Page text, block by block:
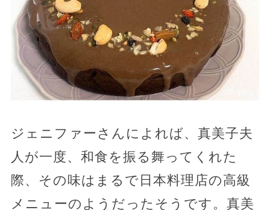
ジェニファーさんによれば、真美子夫
人が一度、和食を振る舞ってくれた
際、その味はまるで日本料理店の高級
メニューのようだったそうです。真美